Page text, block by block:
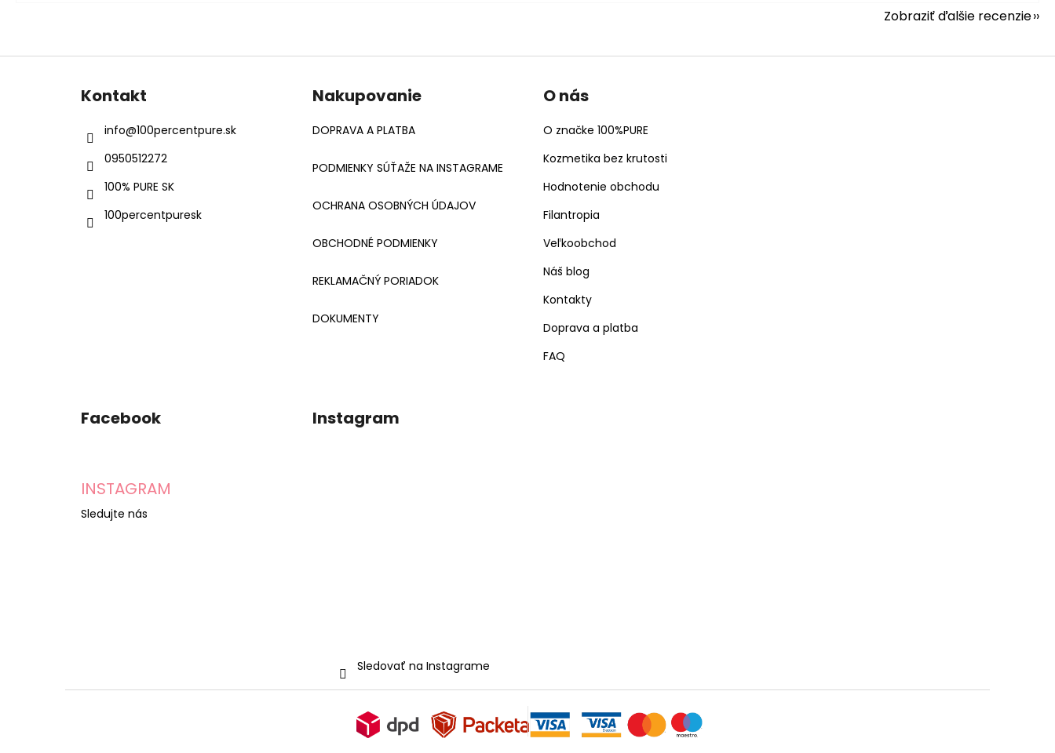
Zobraziť ďalšie recenzie
Z
Kontakt
info@100percentpure.sk
0950512272
100% PURE SK
100percentpuresk
Nakupovanie
DOPRAVA A PLATBA
PODMIENKY SÚŤAŽE NA INSTAGRAME
OCHRANA OSOBNÝCH ÚDAJOV
OBCHODNÉ PODMIENKY
REKLAMAČNÝ PORIADOK
DOKUMENTY
O nás
O značke 100%PURE
Kozmetika bez krutosti
Hodnotenie obchodu
Filantropia
Veľkoobchod
Náš blog
Kontakty
Doprava a platba
FAQ
Facebook
INSTAGRAM
Sledujte nás
Instagram
Sledovať na Instagrame